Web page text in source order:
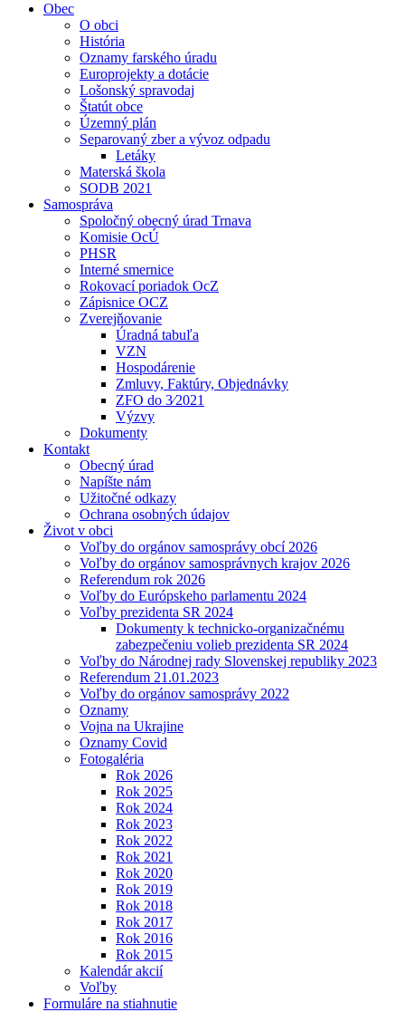
Obec
O obci
História
Oznamy farského úradu
Europrojekty a dotácie
Lošonský spravodaj
Štatút obce
Územný plán
Separovaný zber a vývoz odpadu
Letáky
Materská škola
SODB 2021
Samospráva
Spoločný obecný úrad Trnava
Komisie OcÚ
PHSR
Interné smernice
Rokovací poriadok OcZ
Zápisnice OCZ
Zverejňovanie
Úradná tabuľa
VZN
Hospodárenie
Zmluvy, Faktúry, Objednávky
ZFO do 3⁄2021
Výzvy
Dokumenty
Kontakt
Obecný úrad
Napíšte nám
Užitočné odkazy
Ochrana osobných údajov
Život v obci
Voľby do orgánov samosprávy obcí 2026
Voľby do orgánov samosprávnych krajov 2026
Referendum rok 2026
Voľby do Európskeho parlamentu 2024
Voľby prezidenta SR 2024
Dokumenty k technicko-organizačnému
zabezpečeniu volieb prezidenta SR 2024
Voľby do Národnej rady Slovenskej republiky 2023
Referendum 21.01.2023
Voľby do orgánov samosprávy 2022
Oznamy
Vojna na Ukrajine
Oznamy Covid
Fotogaléria
Rok 2026
Rok 2025
Rok 2024
Rok 2023
Rok 2022
Rok 2021
Rok 2020
Rok 2019
Rok 2018
Rok 2017
Rok 2016
Rok 2015
Kalendár akcií
Voľby
Formuláre na stiahnutie